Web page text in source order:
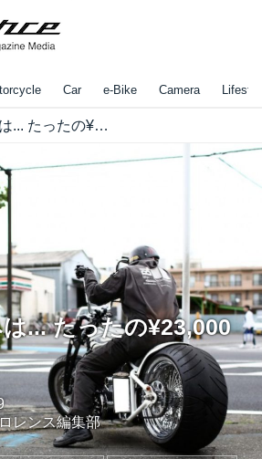
Car e-Bike Camera
Mさんの悩みは... たったの¥23,000だった件
... たったの¥23,000
レンス編集部